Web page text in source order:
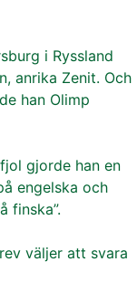
i Ryssland
anrika Zenit. Och
han Olimp
gjorde han en
engelska och
finska”.
väljer att svara